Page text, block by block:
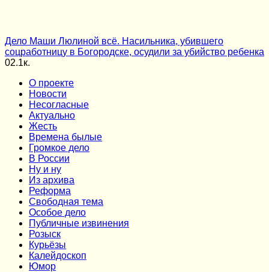
Дело Маши Люлиной всё. Насильника, убившего
соцработницу в Богородске, осудили за убийство ребенка
02.1к.
О проекте
Новости
Несогласные
Актуально
Жесть
Времена былые
Громкое дело
В России
Ну и ну
Из архива
Реформа
Cвободная тема
Особое дело
Публичные извинения
Розыск
Курьёзы
Калейдоскоп
Юмор